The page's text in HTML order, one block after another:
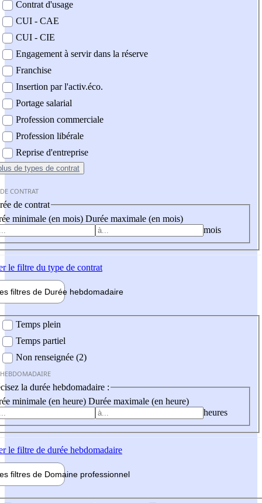
Contrat d'usage
CUI - CAE
CUI - CIE
Engagement à servir dans la réserve
Franchise
Insertion par l'activ.éco.
Portage salarial
Profession commerciale
Profession libérale
Reprise d'entreprise
de types de contrat
CONTRAT
de contrat
minimale (en mois) Durée maximale (en mois)
mois
le filtre du type de contrat
filtres de Durée hebdomadaire
Temps plein
Temps partiel
Non renseignée (2)
la durée hebdomadaire :
minimale (en heure) Durée maximale (en heure)
heures
le filtre de durée hebdomadaire
filtres de Domaine professionnel